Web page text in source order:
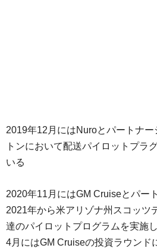
2019年12月にはNuroとパートナ
トンにおいて配送パイロットプラ
いる
2020年11月にはGM Cruiseとパー
2021年から米アリゾナ州スコッツ
達のパイロットプログラムを実施
4月にはGM Cruiseの投資ラウンド